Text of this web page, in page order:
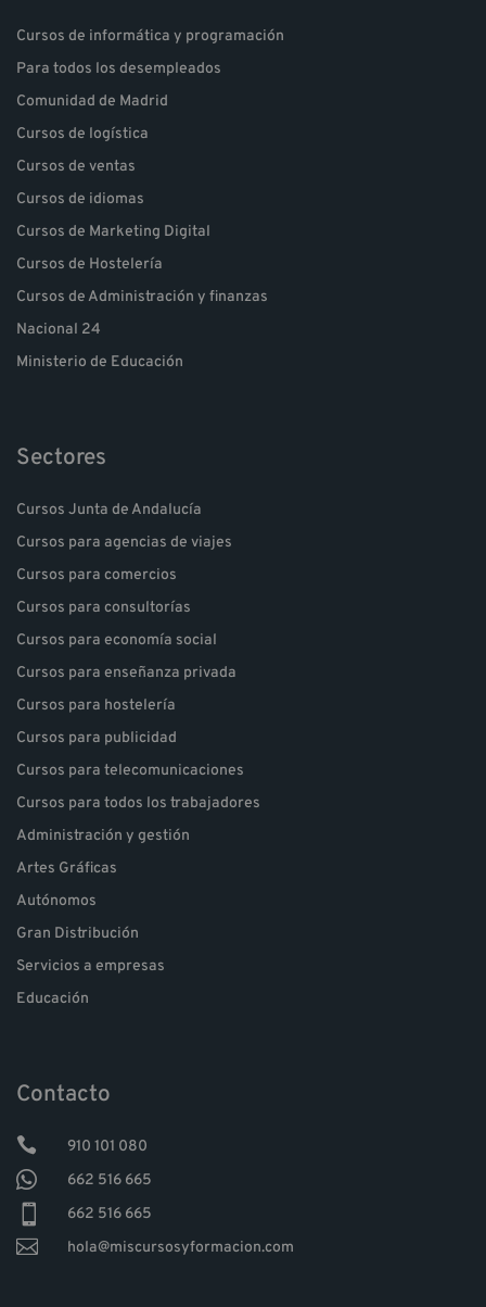
Cursos de informática y programación
Para todos los desempleados
Comunidad de Madrid
Cursos de logística
Cursos de ventas
Cursos de idiomas
Cursos de Marketing Digital
Cursos de Hostelería
Cursos de Administración y finanzas
Nacional 24
Ministerio de Educación
Sectores
Cursos Junta de Andalucía
Cursos para agencias de viajes
Cursos para comercios
Cursos para consultorías
Cursos para economía social
Cursos para enseñanza privada
Cursos para hostelería
Cursos para publicidad
Cursos para telecomunicaciones
Cursos para todos los trabajadores
Administración y gestión
Artes Gráficas
Autónomos
Gran Distribución
Servicios a empresas
Educación
Contacto
 910 101 080
 662 516 665
 662 516 665
 hola@miscursosyformacion.com